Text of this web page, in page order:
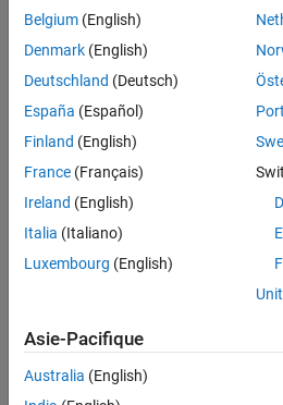
Belgium (English)
Denmark (English)
Deutschland (Deutsch)
España (Español)
Finland (English)
France (Français)
Ireland (English)
Italia (Italiano)
Luxembourg (English)
Asie-Pacifique
Australia (English)
Lutte anti-piratage
© 1994-2026 The MathWorks, Inc.